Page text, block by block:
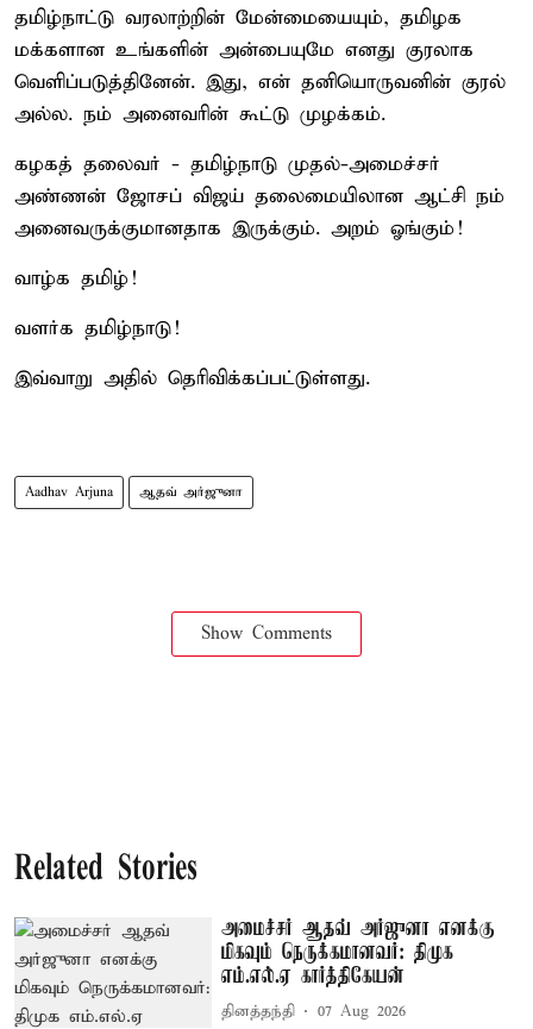
தமிழ்நாட்டு வரலாற்றின் மேன்மையையும், தமிழக
மக்களான உங்களின் அன்பையுமே எனது குரலாக
வெளிப்படுத்தினேன். இது, என் தனியொருவனின் குரல்
அல்ல. நம் அனைவரின் கூட்டு முழக்கம்.
கழகத் தலைவர் - தமிழ்நாடு முதல்-அமைச்சர்
அண்ணன் ஜோசப் விஜய் தலைமையிலான ஆட்சி நம்
அனைவருக்குமானதாக இருக்கும். அறம் ஓங்கும்!
வாழ்க தமிழ்!
வளர்க தமிழ்நாடு!
இவ்வாறு அதில் தெரிவிக்கப்பட்டுள்ளது.
Aadhav Arjuna ஆதவ் அர்ஜுனா
Show Comments
Related Stories
அமைச்சர் ஆதவ் அர்ஜுனா எனக்கு
மிகவும் நெருக்கமானவர்: திமுக
எம்.எல்.ஏ கார்த்திகேயன்
தினத்தந்தி 07 Aug 2026